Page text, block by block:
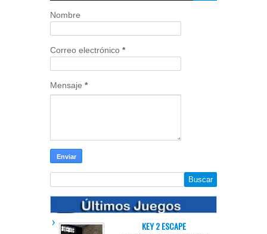
Nombre
Correo electrónico *
Mensaje *
KEY 2 ESCAPE